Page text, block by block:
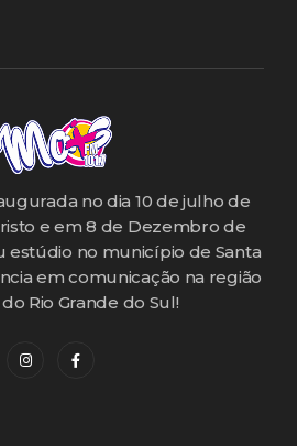
no dia 10 de julho de
e em 8 de Dezembro de
estúdio no município de Santa
em comunicação na região
Rio Grande do Sul!